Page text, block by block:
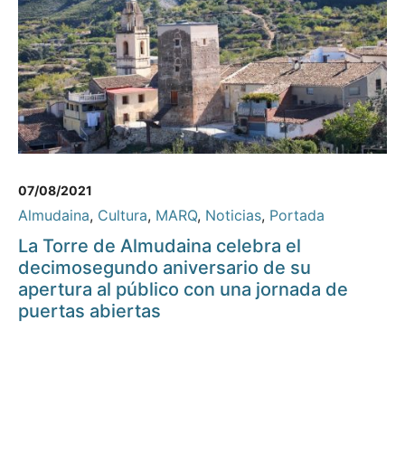
07/08/2021
Almudaina, Cultura, MARQ, Noticias, Portada
La Torre de Almudaina celebra el
decimosegundo aniversario de su
apertura al público con una jornada de
puertas abiertas